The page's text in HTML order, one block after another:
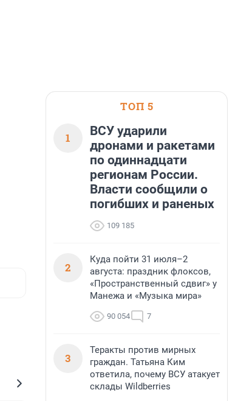
ТОП 5
1
ВСУ ударили
дронами и ракетами
по одиннадцати
регионам России.
Власти сообщили о
погибших и раненых
109 185
2
Куда пойти 31 июля–2
августа: праздник флоксов,
«Пространственный сдвиг» у
Манежа и «Музыка мира»
90 054 7
3
Теракты против мирных
граждан. Татьяна Ким
ответила, почему ВСУ атакует
склады Wildberries